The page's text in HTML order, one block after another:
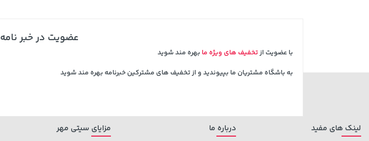
عضویت در خبر نامه
با عضویت ازتخفیف های ویژه ما بهره مند شوید
به باشگاه مشتریان ما بپیوندید و از تخفیف های مشترکین خبرنامه بهره مند شوید
لینک های مفید درباره ما مزایای سیتی مهر